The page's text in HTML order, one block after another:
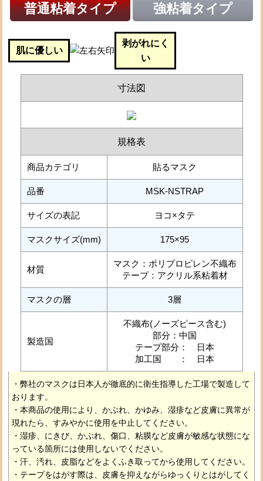
普通粘着タイプ 強粘着タイプ
肌に優しい
剥がれにく
い
寸法図
規格表
商品カテゴリ 貼るマスク
品番 MSK-NSTRAP
サイズの表記 ヨコ×タテ
マスクサイズ(mm) 175×95
材質
マスク：ポリプロピレン不織布
テープ：アクリル系粘着材
マスクの層 3層
製造国
不織布(ノーズピース含む)
部分：中国
テープ部分： 日本
加工国 ： 日本
・弊社のマスクは日本人が徹底的に衛生指導した工場で製造して
おります。
・本商品の使用により、かぶれ、かゆみ、湿疹など皮膚に異常が
現れたら、すみやかに使用を中止してください。
・湿疹、にきび、かぶれ、傷口、粘膜など皮膚が敏感な状態にな
っている箇所には使用しないでください。
・汗、汚れ、皮脂などをよくふき取ってから使用してください。
・テープをはがす際は、皮膚を抑えながらゆっくりとはがしてく